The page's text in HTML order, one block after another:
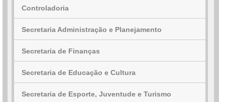
Controladoria
Secretaria Administração e Planejamento
Secretaria de Finanças
Secretaria de Educação e Cultura
Secretaria de Esporte, Juventude e Turismo